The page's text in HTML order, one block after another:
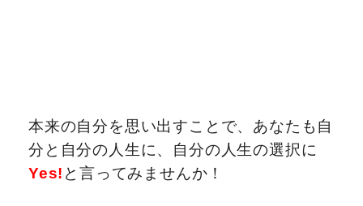
本来の自分を思い出すことで、あなたも自
分と自分の人生に、自分の人生の選択に
Yes! と言ってみませんか！